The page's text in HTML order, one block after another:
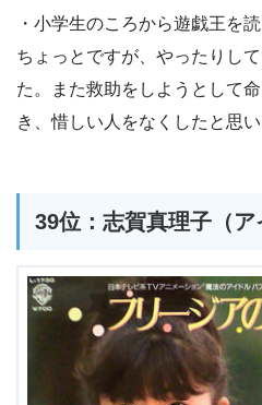
・小学生のころから遊戯王を
ちょっとですが、やったりし
た。また救助をしようとして
き、惜しい人をなくしたと思い
39位：志賀真理子（ア